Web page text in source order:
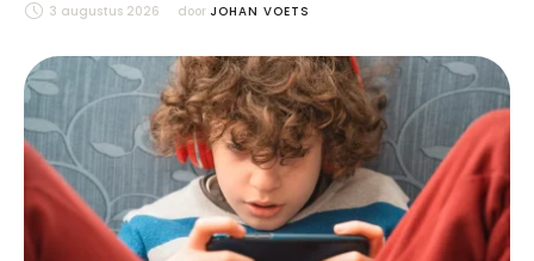
3 augustus 2026 door JOHAN VOETS